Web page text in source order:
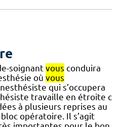
soignant vous conduira
où vous
qui s’occupera
travaille en étroite c
à plusieurs reprises au
opératoire. Il s’agit